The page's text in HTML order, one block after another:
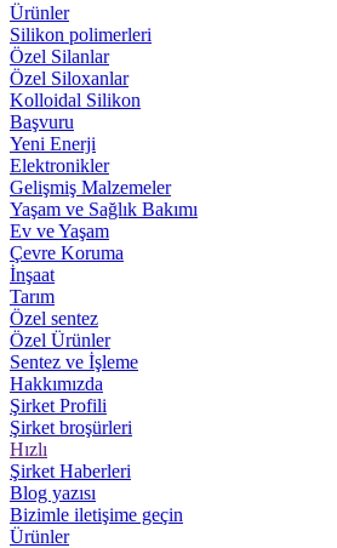
Ürünler
Silikon polimerleri
Özel Silanlar
Özel Siloxanlar
Kolloidal Silikon
Başvuru
Yeni Enerji
Elektronikler
Gelişmiş Malzemeler
Yaşam ve Sağlık Bakımı
Ev ve Yaşam
Çevre Koruma
İnşaat
Tarım
Özel sentez
Özel Ürünler
Sentez ve İşleme
Hakkımızda
Şirket Profili
Şirket broşürleri
Hızlı
Şirket Haberleri
Blog yazısı
Bizimle iletişime geçin
Ürünler